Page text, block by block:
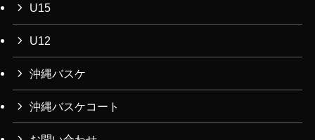
U15
U12
沖縄バスケ
沖縄バスケコート